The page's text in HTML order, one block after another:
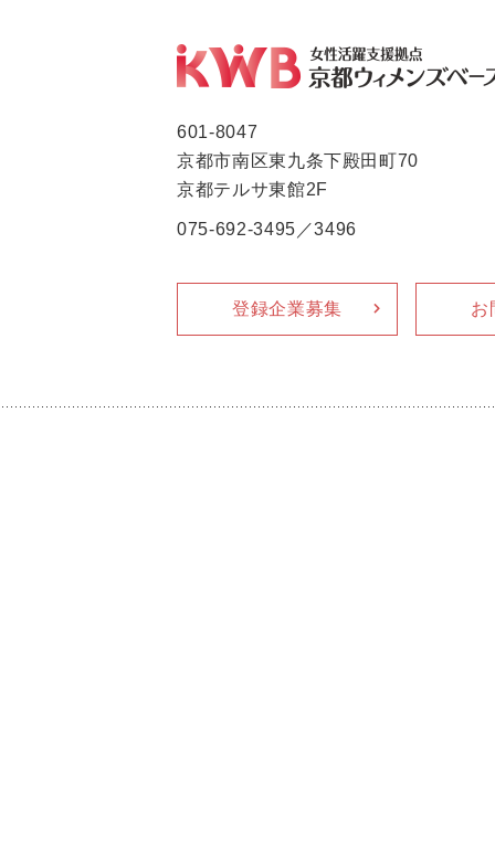
601-8047
京都市南区東九条下殿田町70
京都テルサ東館2F
075-692-3495／3496
登録企業募集 お